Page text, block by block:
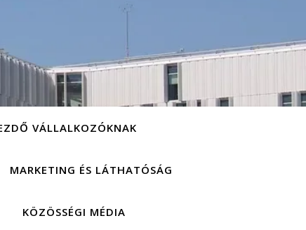
VÁLLALKOZÓKNAK
MARKETING ÉS LÁTHATÓSÁG
KÖZÖSSÉGI MÉDIA